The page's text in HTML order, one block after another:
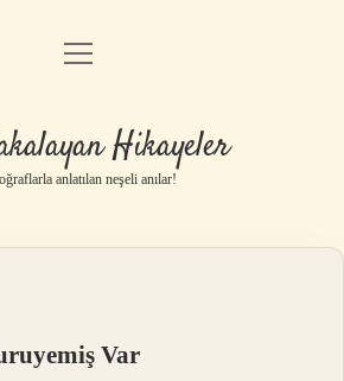
Anasayfa
Yasal Uyarı
menüyü
Hikayeler
anlatılan neşeli anılar!
Var